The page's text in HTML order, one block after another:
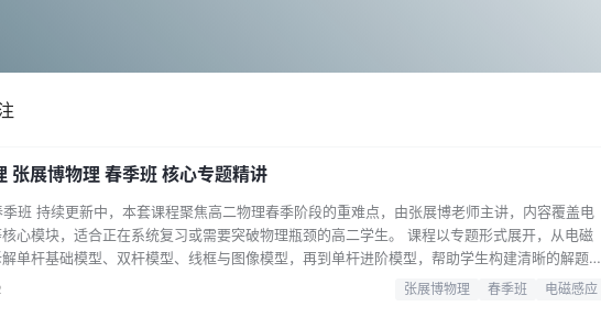
张展博物理 春季班 核心专题精讲
班 持续更新中，本套课程聚焦高二物理春季阶段的重难点，由张展博老师主讲，内容覆盖电
心模块，适合正在系统复习或需要突破物理瓶颈的高二学生。 课程以专题形式展开，从电磁
单杆基础模型、双杆模型、线框与图像模型，再到单杆进阶模型，帮助学生构建清晰的解题思
代科技仪器、热力学基础、原子结构与能级跃迁、原子核与核能等章节，并设有零轮复习环
升。 课程目录（部分）： 01 电磁感应的综合应用 02 单杆基础模型 03 线框、图像模型 04
张展博物理 春季班 电磁感应